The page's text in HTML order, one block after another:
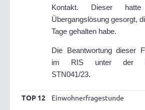
Kontakt. Dieser
Übergangslösung gesorgt,
Tage gehalten habe.
Die Beantwortung dieser
im RIS unter der
STN041/23.
TOP 12
Einwohnerfragestunde